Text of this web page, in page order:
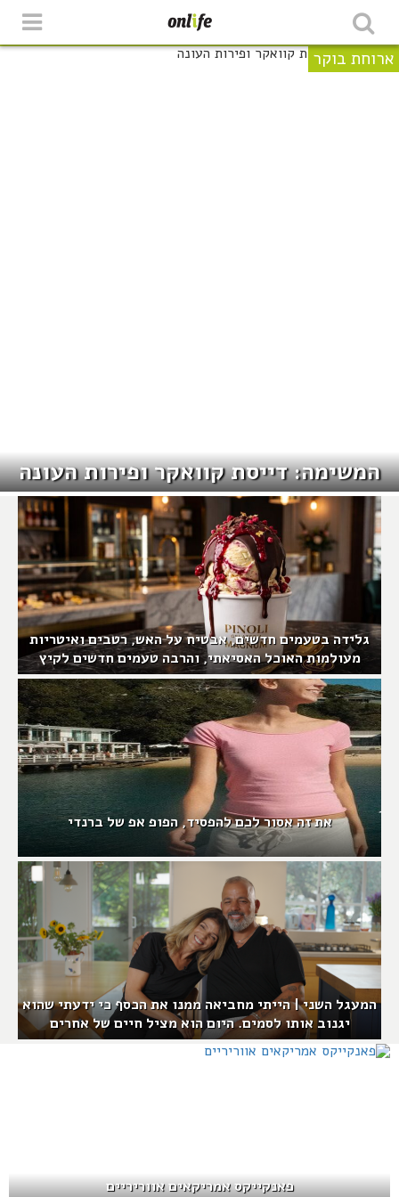
ארוחת בוקר
המשימה: דייסת קוואקר ופירות העונה
גלידה בטעמים חדשים, אבטיח על האש, רטבים ואיטריות
מעולמות האוכל האסיאתי, והרבה טעמים חדשים לקיץ
את זה אסור לכם להפסיד, הפופ אפ של ברנדי
המעגל השני | הייתי מחביאה ממנו את הכסף כי ידעתי שהוא
יגנוב אותו לסמים. היום הוא מציל חיים של אחרים
פאנקייקס אמריקאים אווריריים